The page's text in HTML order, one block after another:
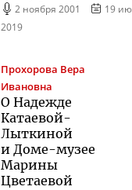
2 ноября 2001
19
2019
Прохорова Вера
Ивановна
О Надежде
Катаевой-
Лыткиной
и Доме-музее
Марины
Цветаевой